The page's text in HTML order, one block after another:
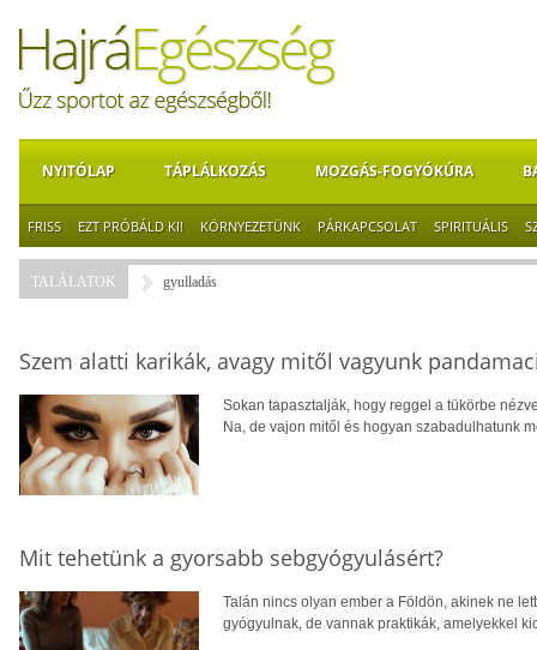
NYITÓLAP TÁPLÁLKOZÁS MOZGÁS-FOGYÓKÚRA
FRISS EZT PRÓBÁLD KI! KÖRNYEZETÜNK PÁRKAPCSOLAT SPIRITUÁLIS
TALÁLATOK gyulladás
Szem alatti karikák, avagy mitől vagyunk
Sokan tapasztalják, hogy reggel a tükörbe
Na, de vajon mitől és hogyan szabadulhatunk
Mit tehetünk a gyorsabb sebgyógyulásért?
Talán nincs olyan ember a Földön, akinek ne
gyógyulnak, de vannak praktikák, amelyekkel